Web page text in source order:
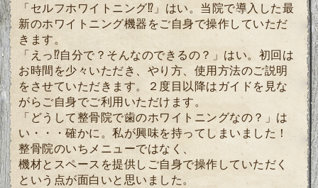
「セルフホワイトニング⁉」はい。当院で導入した最
新のホワイトニング機器をご自身で操作していただ
きます。
「えっ⁉自分で？そんなのできるの？」はい。初回は
お時間を少々いただき、やり方、使用方法のご説明
をさせていただきます。２度目以降はガイドを見な
がらご自身でご利用いただけます。
「どうして整骨院で歯のホワイトニングなの？」は
い・・・確かに。私が興味を持ってしまいました！
整骨院のいちメニューではなく、
機材とスペースを提供しご自身で操作していただく
という点が面白いと思いました。